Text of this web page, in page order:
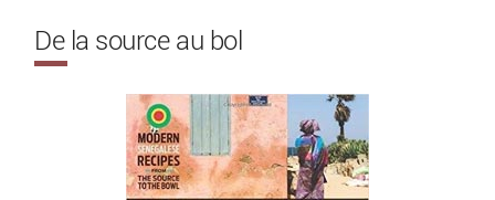
De la source au bol